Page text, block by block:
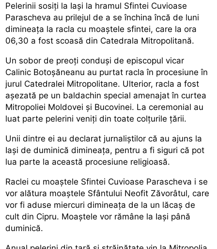
Pelerinii sosiți la Iași la hramul Sfintei Cuvioase
Parascheva au prilejul de a se închina încă de luni
dimineața la racla cu moaștele sfintei, care la ora
06,30 a fost scoasă din Catedrala Mitropolitană.
Un sobor de preoți conduși de episcopul vicar
Calinic Botoșăneanu au purtat racla în procesiune în
jurul Catedralei Mitropolitane. Ulterior, racla a fost
așezată pe un baldachin special amenajat în curtea
Mitropoliei Moldovei și Bucovinei. La ceremonial au
luat parte pelerini veniți din toate colțurile țării.
Unii dintre ei au declarat jurnaliștilor că au ajuns la
Iași de duminică dimineața, pentru a fi siguri că pot
lua parte la această procesiune religioasă.
Raclei cu moaștele Sfintei Cuvioase Parascheva i se
vor alătura moaștele Sfântului Neofit Zăvorâtul, care
vor fi aduse miercuri dimineața de la un lăcaș de
cult din Cipru. Moaștele vor rămâne la Iași până
duminică.